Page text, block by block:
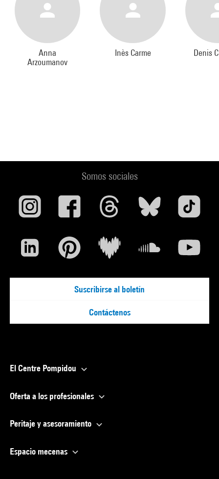
Anna
Arzoumanov
Inès Carme Denis
Somos sociales
Suscribirse al boletín
Contáctenos
El Centre Pompidou
Oferta a los profesionales
Peritaje y asesoramiento
Espacio mecenas